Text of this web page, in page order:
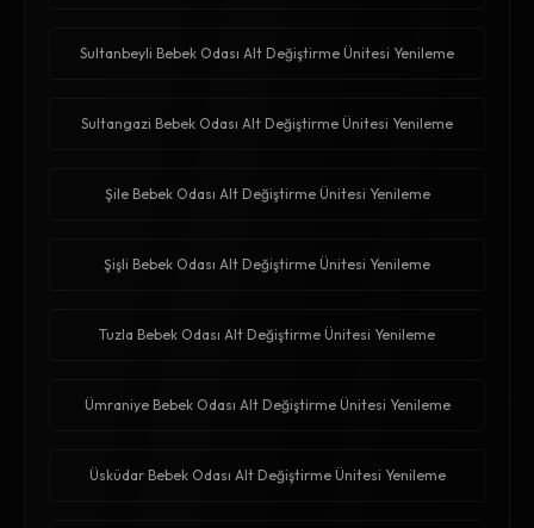
Sultanbeyli Bebek Odası Alt Değiştirme Ünitesi Yenileme
Sultangazi Bebek Odası Alt Değiştirme Ünitesi Yenileme
Şile Bebek Odası Alt Değiştirme Ünitesi Yenileme
Şişli Bebek Odası Alt Değiştirme Ünitesi Yenileme
Tuzla Bebek Odası Alt Değiştirme Ünitesi Yenileme
Ümraniye Bebek Odası Alt Değiştirme Ünitesi Yenileme
Üsküdar Bebek Odası Alt Değiştirme Ünitesi Yenileme